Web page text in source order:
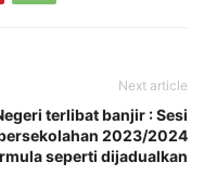
Next article
terlibat banjir : Sesi
2023/2024
seperti dijadualkan